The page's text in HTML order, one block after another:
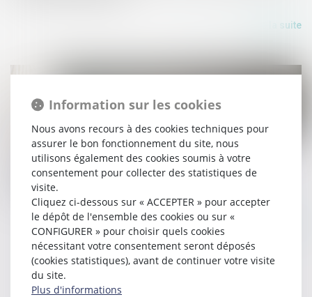
Lire la suite
Encadrement des loyers des baux d’habitation :
prolongation du dispositif jusqu’en 2026
03/09/2025
Information sur les cookies
Nous avons recours à des cookies techniques pour
assurer le bon fonctionnement du site, nous
utilisons également des cookies soumis à votre
consentement pour collecter des statistiques de
visite.
Cliquez ci-dessous sur « ACCEPTER » pour accepter
le dépôt de l'ensemble des cookies ou sur «
CONFIGURER » pour choisir quels cookies
nécessitant votre consentement seront déposés
(cookies statistiques), avant de continuer votre visite
du site.
Plus d'informations